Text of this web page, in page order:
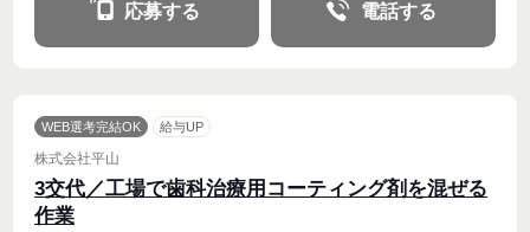
応募する 電話する
WEB選考完結OK 給与UP
株式会社平山
3交代／工場で歯科治療用コーティング剤を混ぜる
作業